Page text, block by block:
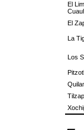
El
El
La
Los